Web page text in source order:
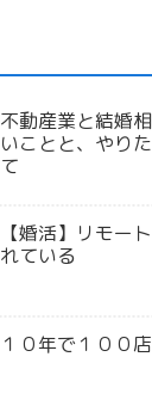
不動産業と結婚
いことと、やり
て
【婚活】リモー
れている
１０年で１００